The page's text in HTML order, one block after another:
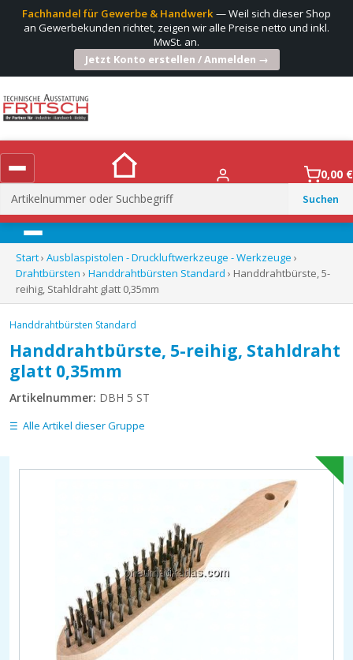
Fachhandel für Gewerbe & Handwerk— Weil sich dieser Shop
an Gewerbekunden richtet, zeigen wir alle Preise netto und inkl.
MwSt. an.
Jetzt Konto erstellen / Anmelden →
Suchen
nach:
0,00 €
Menü
Start› Ausblaspistolen - Druckluftwerkzeuge - Werkzeuge ›
Drahtbürsten › Handdrahtbürsten Standard › Handdrahtbürste, 5-
reihig, Stahldraht glatt 0,35mm
Handdrahtbürsten Standard
Handdrahtbürste, 5-reihig, Stahldraht
glatt 0,35mm
Artikelnummer: DBH 5 ST
Alle Artikel dieser Gruppe